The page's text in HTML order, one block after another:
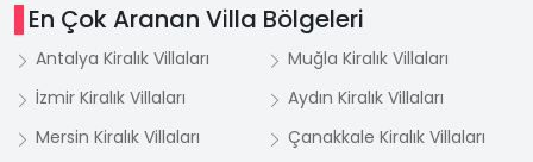
En Çok Aranan Villa Bölgeleri
Antalya Kiralık Villaları
Muğla Kiralık Villaları
İzmir Kiralık Villaları
Aydın Kiralık Villaları
Mersin Kiralık Villaları
Çanakkale Kiralık Villaları